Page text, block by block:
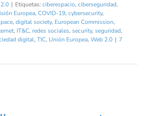
| Etiquetas: ciberespacio, ciberseguridad,
Europea, COVID-19, cybersecurity,
, digital society, European Commission,
, IT&C, redes sociales, security, seguridad,
digital, TIC, Unión Europea, Web 2.0 | 7